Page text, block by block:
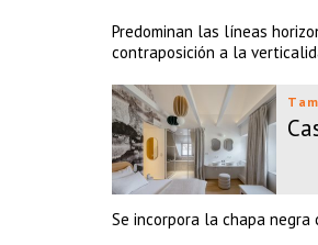
Predominan las líneas
contraposición a la
Se incorpora la chapa